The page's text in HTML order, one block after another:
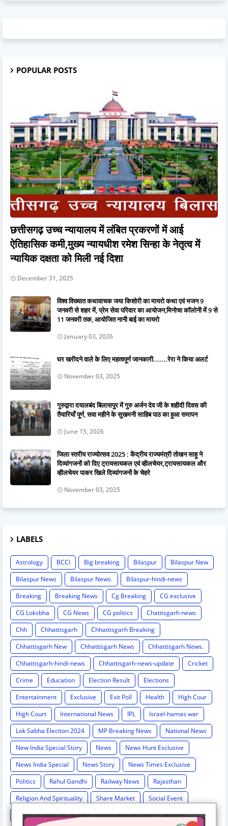
POPULAR POSTS
छत्तीसगढ़ उच्च न्यायालय में लंबित प्रकरणों में आई
ऐतिहासिक कमी,मुख्य न्यायधीश रमेश सिन्हा के नेतृत्व में
न्यायिक दक्षता को मिली नई दिशा
December 31, 2025
विश्व विख्यात कथावाचक जया किशोरी का मायरो कथा एवं भजन 9
जनवरी से शहर में, प्रेम सेवा परिवार का आयोजन,मिनोचा कॉलोनी में 9 से
11 जनवरी तक, आयोजित नानी बाई का मायरो
January 03, 2026
घर खरीदने वाले के लिए महत्वपूर्ण जानकारी.......रेरा ने किया अलर्ट
November 03, 2025
गुरुद्वारा दयालबंद बिलासपुर में गुरु अर्जन देव जी के शहीदी दिवस की
तैयारियाँ पूर्ण, सवा महीने के सुखमनी साहिब पाठ का हुआ समापन
June 15, 2026
जिला स्तरीय राज्योत्सव 2025 : केंद्रीय राज्यमंत्री तोखन साहू ने
दिव्यांगजनों को दिए ट्रायसायकल एवं व्हीलचेयर,ट्रायसायकल और
व्हीलचेयर पाकर खिले दिव्यांगजनों के चेहरे
November 03, 2025
LABELS
Astrology BCCI Big breaking Bilaspur
Bilaspur New
Bilaspur News
Bilaspur News.
Bilaspur-hindi-news
Breaking
Breaking News Cg Breaking
CG exclusive
CG Loksbha
CG News CG politics
Chattisgarh news
Chh
Chhattisgarh
Chhattisgarh Breaking
Chhattisgarh New
Chhattisgarh News
Chhattisgarh News.
Chhattisgarh-hindi-news
Chhattisgarh-news-update
Cricket
Crime
Education Election Result
Elections
Entertainment
Exclusive Exit Poll Health
High Cour
High Court
International News IPL
Israel-hamas war
Lok Sabha Election 2024
MP Breaking News
National News
New India Special Story
News
News Hunt Exclusive
News India Special
News Story
News Times Exclusive
Politics
Rahul Gandhi Railway News
Rajasthan
Religion And Spirituality
Share Market
Social Event
sonia Gandhi
Sports Supreme Court
Technology